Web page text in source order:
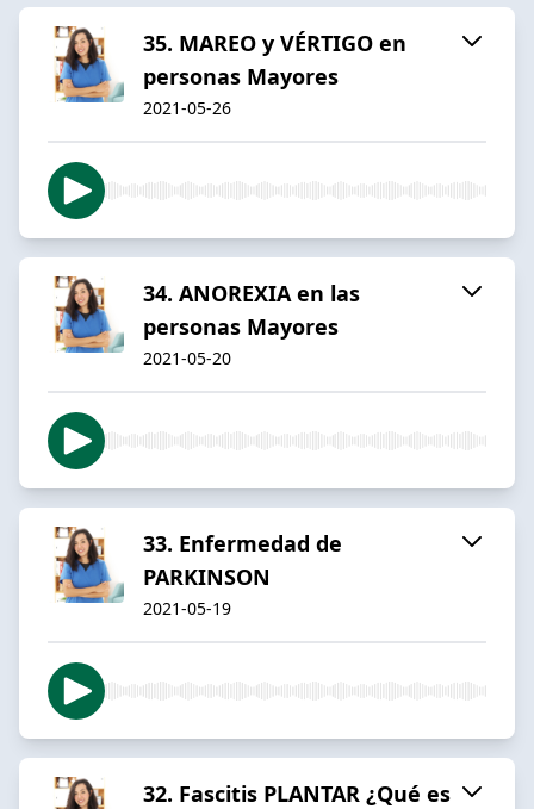
35. MAREO y VÉRTIGO en
personas Mayores
2021-05-26
34. ANOREXIA en las
personas Mayores
2021-05-20
33. Enfermedad de
PARKINSON
2021-05-19
32. Fascitis PLANTAR ¿Qué es